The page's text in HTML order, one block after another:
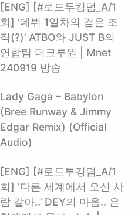
[ENG] [#로드투킹덤_A/1
회] ‘데뷔 1일차의 검은 조
직(?)’ ATBO와 JUST B의
연합팀 더크루원 | Mnet
240919 방송
Lady Gaga – Babylon
(Bree Runway & Jimmy
Edgar Remix) (Official
Audio)
[ENG] [#로드투킹덤_A/1
회] ‘다른 세계에서 오신 사
람 같아..’ DEY의 마음.. 은